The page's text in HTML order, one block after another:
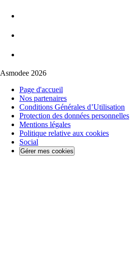
Asmodee 2026
Page d'accueil
Nos partenaires
Conditions Générales d’Utilisation
Protection des données personnelles
Mentions légales
Politique relative aux cookies
Social
Gérer mes cookies